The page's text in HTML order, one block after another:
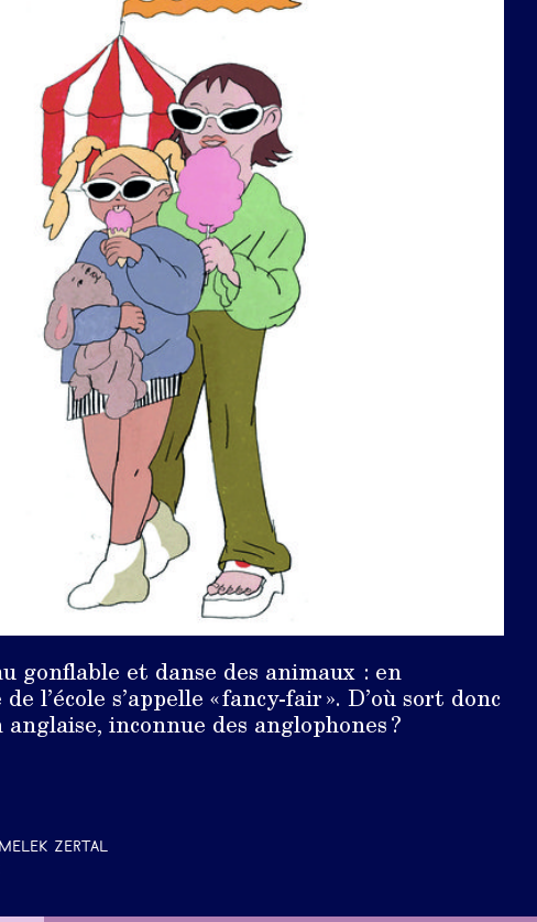
gonflable et danse des animaux : en
l’école s’appelle « fancy-fair ». D’où sort donc
inconnue des anglophones ?
Zertal